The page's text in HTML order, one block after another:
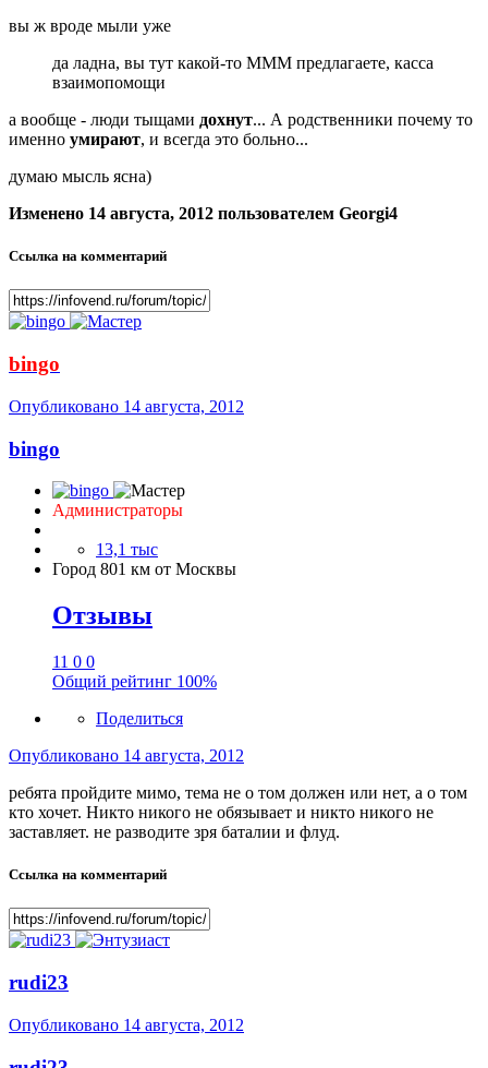
вы ж вроде мыли уже
да ладна, вы тут какой-то МММ предлагаете, касса
взаимопомощи
а вообще - люди тыщами дохнут... А родственники почему то
именно умирают, и всегда это больно...
думаю мысль ясна)
Изменено 14 августа, 2012 пользователем Georgi4
Ссылка на комментарий
bingo
Опубликовано 14 августа, 2012
bingo
Администраторы
13,1 тыс
Город 801 км от Москвы
Отзывы
11 0 0
Общий рейтинг 100%
Поделиться
Опубликовано 14 августа, 2012
ребята пройдите мимо, тема не о том должен или нет, а о том
кто хочет. Никто никого не обязывает и никто никого не
заставляет. не разводите зря баталии и флуд.
Ссылка на комментарий
rudi23
Опубликовано 14 августа, 2012